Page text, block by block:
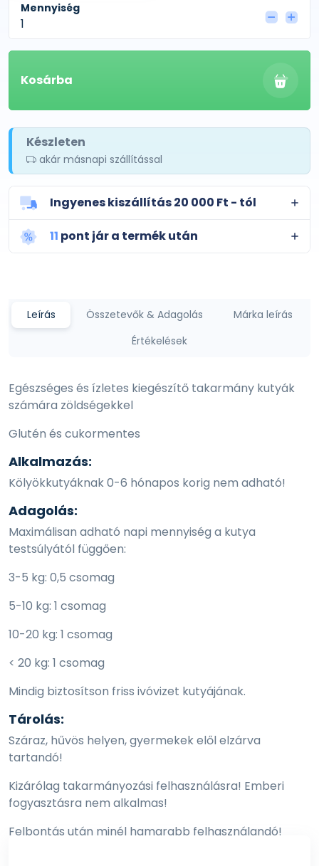
Mennyiség
Kosárba
Készleten
akár másnapi szállítással
Ingyenes kiszállítás 20 000 Ft - tól
11 pont jár a termék után
Leírás Összetevők & Adagolás
Márka leírás
Értékelések
Egészséges és ízletes kiegészítő takarmány kutyák
számára zöldségekkel
Glutén és cukormentes
Alkalmazás:
Kölyökkutyáknak 0-6 hónapos korig nem adható!
Adagolás:
Maximálisan adható napi mennyiség a kutya
testsúlyától függően:
3-5 kg: 0,5 csomag
5-10 kg: 1 csomag
10-20 kg: 1 csomag
< 20 kg: 1 csomag
Mindig biztosítson friss ivóvizet kutyájának.
Tárolás:
Száraz, hűvös helyen, gyermekek elől elzárva
tartandó!
Kizárólag takarmányozási felhasználásra! Emberi
fogyasztásra nem alkalmas!
Felbontás után minél hamarabb felhasználandó!